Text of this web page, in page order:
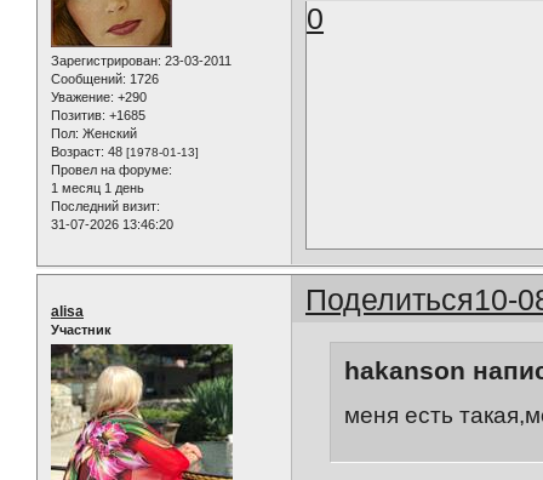
Зарегистрирован: 23-03-2011
Сообщений: 1726
Уважение: +290
Позитив: +1685
Пол: Женский
Возраст: 48 [1978-01-13]
Провел на форуме:
1 месяц 1 день
Последний визит:
31-07-2026 13:46:20
0
Поделиться10-
alisa
Участник
hakanson
меня есть